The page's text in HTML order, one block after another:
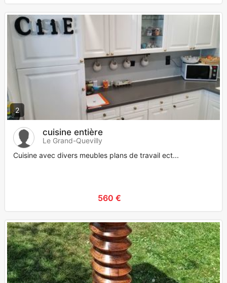
2
cuisine entière
Le Grand-Quevilly
Cuisine avec divers meubles plans de travail ect...
560 €